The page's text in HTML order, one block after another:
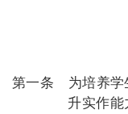
第一条 为培养学
升实作